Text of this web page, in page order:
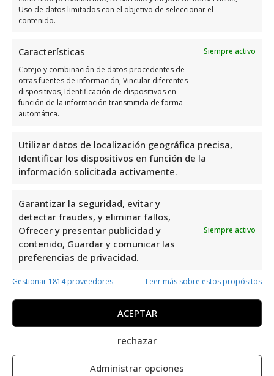
Uso de datos limitados con el objetivo de seleccionar el
contenido.
Características
Siempre activo
Cotejo y combinación de datos procedentes de
otras fuentes de información, Vincular diferentes
dispositivos, Identificación de dispositivos en
función de la información transmitida de forma
automática.
Utilizar datos de localización geográfica precisa,
Identificar los dispositivos en función de la
información solicitada activamente.
Garantizar la seguridad, evitar y
detectar fraudes, y eliminar fallos,
Ofrecer y presentar publicidad y
contenido, Guardar y comunicar las
preferencias de privacidad.
Siempre activo
Gestionar 1814 proveedores Leer más sobre estos propósitos
ACEPTAR
rechazar
Administrar opciones
Sun Lawyers, ubicado en C. Cielo, 9, Bajo 3,
excelente opción en el área de Abogados
Civiles. Con una valoración de 4,4 basada en
162 reseñas, demuestran su compromiso y
profesionalismo. Su reputación positiva
refleja la satisfacción de sus clientes, lo que
servicio legal que ofrecen. Confiable y
confiable, Sun Lawyers es una elección sólida
Sun Lawyers es uno de los mejores
especialistas en Abogados Civiles en
Orihuela Costa. Ofrecen una amplia gama de
propiedades, contratos, herencias y más. Su
equipo altamente calificado garantiza un
asesoramiento experto y personalizado en
cada caso. Si necesitas ayuda legal en
asuntos civiles en esta área, no dudes en
contactar a Sun Lawyers para una atención